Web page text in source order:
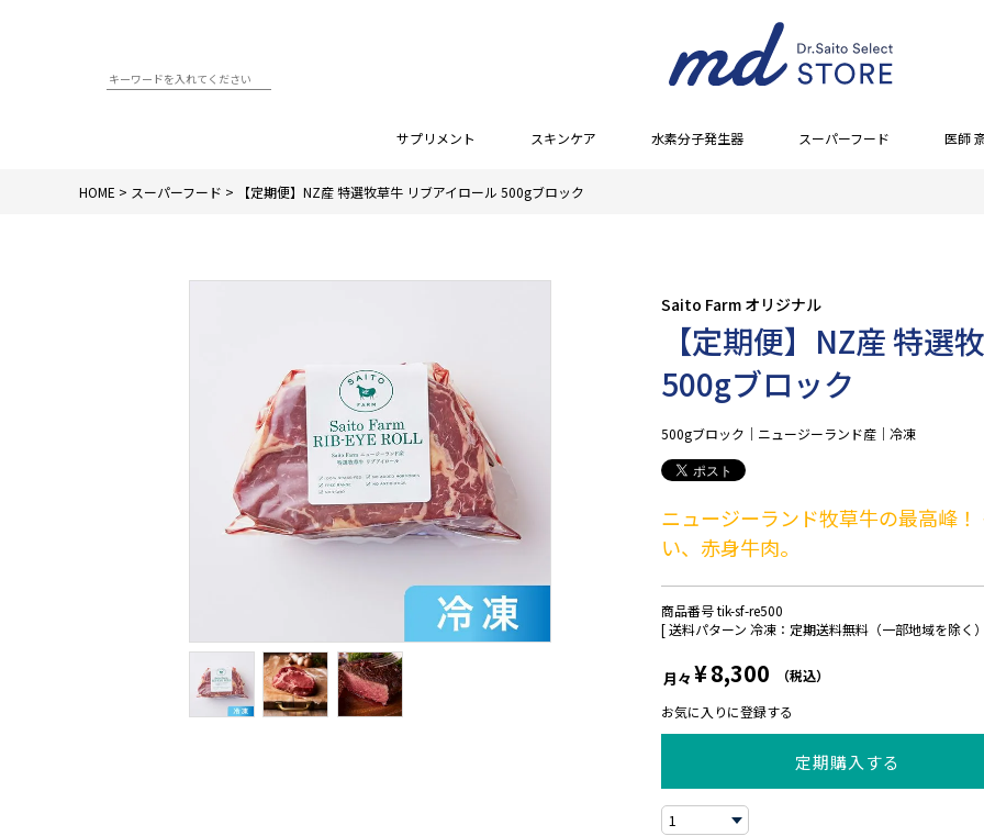
サプリメント スキンケア 水素分子発生器 スーパーフード 医師
HOME スーパーフード 【定期便】NZ産 特選牧草牛 リブアイロール 500gブロック
Saito Farm オリジナル
【定期便】NZ産 特選
500gブロック
500gブロック｜ニュージーランド産｜冷凍
ニュージーランド牧草牛の最高峰
い、赤身牛肉。
商品番号tik-sf-re500
送料パターン 冷凍：定期送料無料（一部地域を除く）
月々 ¥8,300
税込
お気に入りに登録する
定期購入する